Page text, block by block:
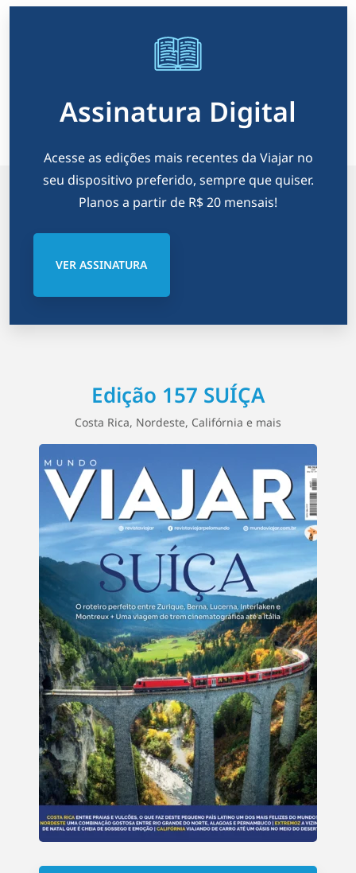
Assinatura Digital
Acesse as edições mais recentes da Viajar no
seu dispositivo preferido, sempre que quiser.
Planos a partir de R$ 20 mensais!
VER ASSINATURA
Edição 157 SUÍÇA
Costa Rica, Nordeste, Califórnia e mais